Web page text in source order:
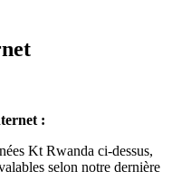
:
Kt Rwanda ci-dessus,
selon notre dernière